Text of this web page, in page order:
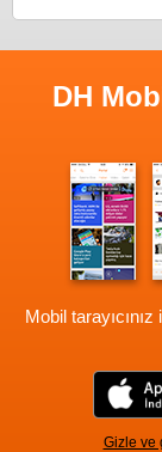
DH
Mobil
Gizle ve